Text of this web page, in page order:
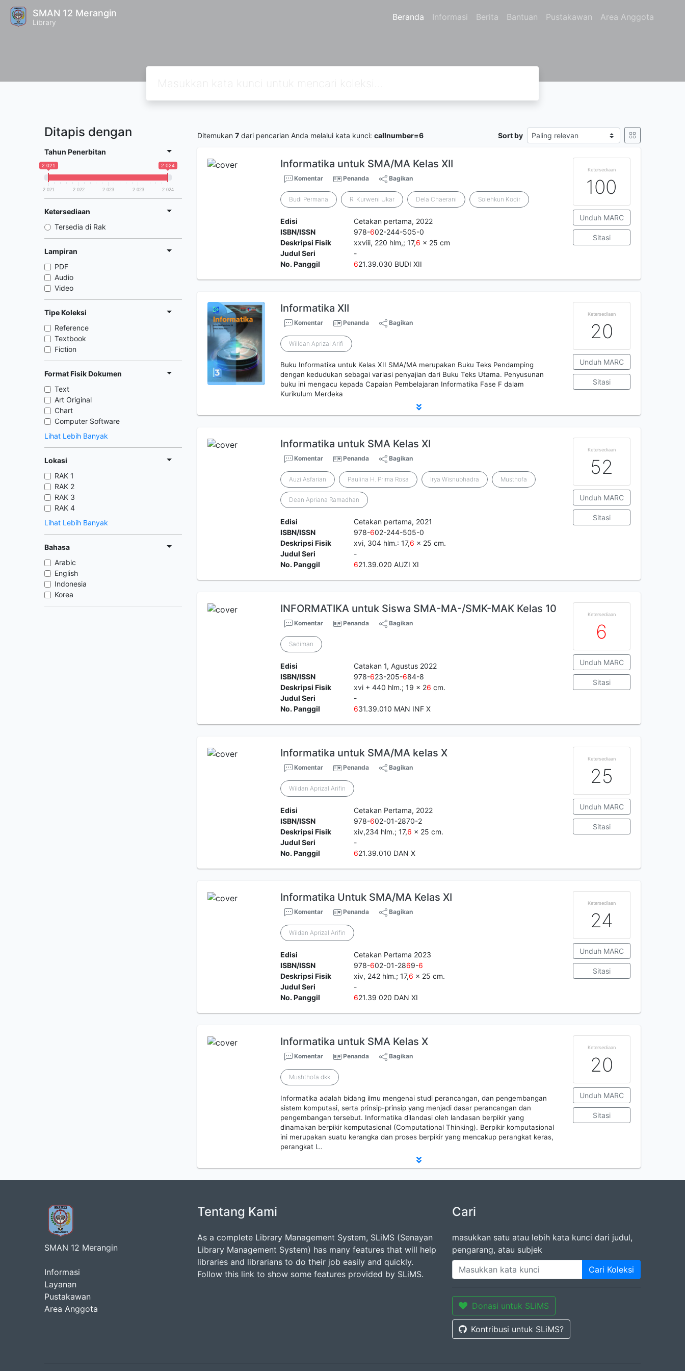
SMAN 12 Merangin
Library Beranda Informasi Berita Bantuan Pustakawan Area Anggota
Ditapis dengan
Tahun Penerbitan
2 021 2 024
2 021 2 022 2 023 2 023 2 024
Ketersediaan
Tersedia di Rak
Lampiran
PDF
Audio
Video
Tipe Koleksi
Reference
Textbook
Fiction
Format Fisik Dokumen
Text
Art Original
Chart
Computer Software
Lihat Lebih Banyak
Lokasi
RAK 1
RAK 2
RAK 3
RAK 4
Lihat Lebih Banyak
Bahasa
Arabic
English
Indonesia
Korea
Ditemukan 7 dari pencarian Anda melalui kata kunci: callnumber=6 Sort by
Informatika untuk SMA/MA Kelas XII
Komentar Penanda Bagikan
Budi Permana R. Kurweni Ukar Dela Chaerani Solehkun Kodir
Edisi
Cetakan pertama, 2022
ISBN/ISSN
978-602-244-505-0
Deskripsi Fisik
xxviii, 220 hlm,; 17,6 x 25 cm
Judul Seri
-
No. Panggil
621.39.030 BUDI XII
Ketersediaan
100
Unduh MARC
Sitasi
Informatika XII
Komentar Penanda Bagikan
Willdan Aprizal Arifi
Buku Informatika untuk Kelas XII SMA/MA merupakan Buku Teks Pendamping
dengan kedudukan sebagai variasi penyajian dari Buku Teks Utama. Penyusunan
buku ini mengacu kepada Capaian Pembelajaran Informatika Fase F dalam
Kurikulum Merdeka
Ketersediaan
20
Unduh MARC
Sitasi
Informatika untuk SMA Kelas XI
Komentar Penanda Bagikan
Auzi Asfarian Paulina H. Prima Rosa Irya Wisnubhadra Musthofa
Dean Apriana Ramadhan
Edisi
Cetakan pertama, 2021
ISBN/ISSN
978-602-244-505-0
Deskripsi Fisik
xvi, 304 hlm.: 17,6 x 25 cm.
Judul Seri
-
No. Panggil
621.39.020 AUZI XI
Ketersediaan
52
Unduh MARC
Sitasi
INFORMATIKA untuk Siswa SMA-MA-/SMK-MAK Kelas 10
Komentar Penanda Bagikan
Sadiman
Edisi
Catakan 1, Agustus 2022
ISBN/ISSN
978-623-205-684-8
Deskripsi Fisik
xvi + 440 hlm.; 19 x 26 cm.
Judul Seri
-
No. Panggil
631.39.010 MAN INF X
Ketersediaan
6
Unduh MARC
Sitasi
Informatika untuk SMA/MA kelas X
Komentar Penanda Bagikan
Wildan Aprizal Arifin
Edisi
Cetakan Pertama, 2022
ISBN/ISSN
978-602-01-2870-2
Deskripsi Fisik
xiv,234 hlm.; 17,6 x 25 cm.
Judul Seri
-
No. Panggil
621.39.010 DAN X
Ketersediaan
25
Unduh MARC
Sitasi
Informatika Untuk SMA/MA Kelas XI
Komentar Penanda Bagikan
Wildan Aprizal Arifin
Edisi
Cetakan Pertama 2023
ISBN/ISSN
978-602-01-2869-6
Deskripsi Fisik
xiv, 242 hlm.; 17,6 x 25 cm.
Judul Seri
-
No. Panggil
621.39 020 DAN XI
Ketersediaan
24
Unduh MARC
Sitasi
Informatika untuk SMA Kelas X
Komentar Penanda Bagikan
Mushthofa dkk
Informatika adalah bidang ilmu mengenai studi perancangan, dan pengembangan
sistem komputasi, serta prinsip-prinsip yang menjadi dasar perancangan dan
pengembangan tersebut. Informatika dilandasi oleh landasan berpikir yang
dinamakan berpikir komputasional (Computational Thinking). Berpikir komputasional
ini merupakan suatu kerangka dan proses berpikir yang mencakup perangkat keras,
perangkat l…
Ketersediaan
20
Unduh MARC
Sitasi
SMAN 12 Merangin
Informasi
Layanan
Pustakawan
Area Anggota
Tentang Kami
As a complete Library Management System, SLiMS (Senayan
Library Management System) has many features that will help
libraries and librarians to do their job easily and quickly.
Follow this link to show some features provided by SLiMS.
Cari
masukkan satu atau lebih kata kunci dari judul,
pengarang, atau subjek
Cari Koleksi
Donasi untuk SLiMS
Kontribusi untuk SLiMS?